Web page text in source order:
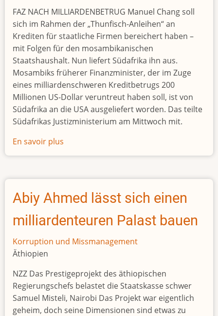
FAZ NACH MILLIARDENBETRUG Manuel Chang soll
sich im Rahmen der „Thunfisch-Anleihen“ an
Krediten für staatliche Firmen bereichert haben –
mit Folgen für den mosambikanischen
Staatshaushalt. Nun liefert Südafrika ihn aus.
Mosambiks früherer Finanzminister, der im Zuge
eines milliardenschweren Kreditbetrugs 200
Millionen US-Dollar veruntreut haben soll, ist von
Südafrika an die USA ausgeliefert worden. Das teilte
Südafrikas Justizministerium am Mittwoch mit.
En savoir plus
Mosambiks
Finanzminister
die
USA
ausgeliefert
Abiy Ahmed lässt sich einen
milliardenteuren Palast bauen
Korruption und Missmanagement
Äthiopien
NZZ Das Prestigeprojekt des äthiopischen
Regierungschefs belastet die Staatskasse schwer
Samuel Misteli, Nairobi Das Projekt war eigentlich
geheim, doch seine Dimensionen sind etwas zu